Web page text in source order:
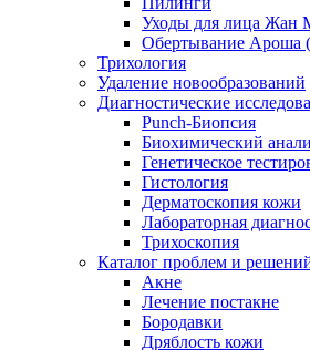
Уходы для лица Жан
Обертывание Ароша
Трихология
Удаление новообразований
Диагностические
Punch-Биопсия
Биохимический
Генетическое
Гистология
Дерматоскопия кожи
Лабораторная
Трихоскопия
Каталог проблем и
Акне
Лечение постакне
Бородавки
Дряблость кожи